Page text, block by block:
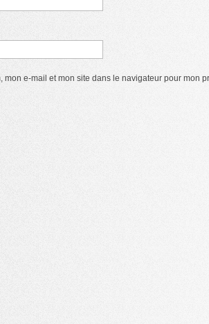
mon e-mail et mon site dans le navigateur pour mon